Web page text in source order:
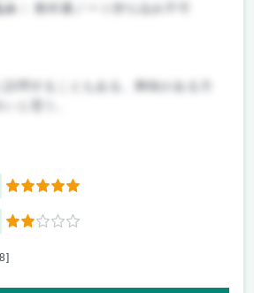
：
教科書ノート持ち込み不可
訪問することもある。興味がある方
5
2